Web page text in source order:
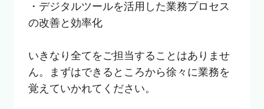
・デジタルツールを活用した業務プロセス
の改善と効率化
いきなり全てをご担当することはありませ
ん。まずはできるところから徐々に業務を
覚えていかれてください。